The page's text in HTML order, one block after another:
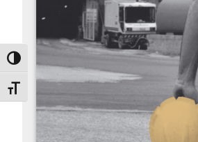
Attiva/disattiva alto contrasto
Attiva/disattiva dimensione testo